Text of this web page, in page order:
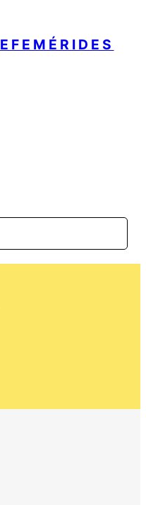
EFEMÉRIDES